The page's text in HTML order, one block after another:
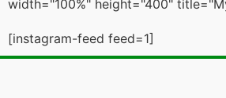
width="100%" height="400"
[instagram-feed feed=1]